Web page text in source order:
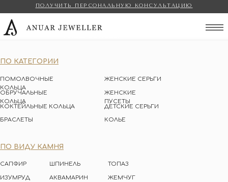
ПОЛУЧИТЬ ПЕРСОНАЛЬНУЮ КОНСУЛЬТАЦИЮ
ПО КАТЕГОРИИ
ПОМОЛВОЧНЫЕ
КОЛЬЦА
ОБРУЧАЛЬНЫЕ
КОЛЬЦА
ЖЕНСКИЕ СЕРЬГИ
КОКТЕЙЛЬНЫЕ КОЛЬЦА
ЖЕНСКИЕ
ПУСЕТЫ
ДЕТСКИЕ СЕРЬГИ
БРАСЛЕТЫ
КОЛЬЕ
ПО ВИДУ КАМНЯ
САПФИР
ИЗУМРУД
ШПИНЕЛЬ
АКВАМАРИН
ТОПАЗ
ЖЕМЧУГ